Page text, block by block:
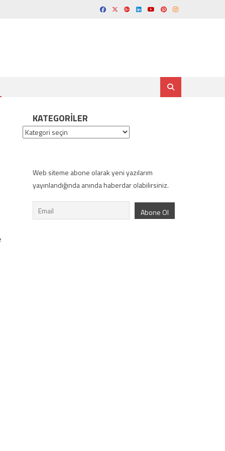
KATEGORILER
Kategoriler
Web siteme abone olarak yeni yazılarım
yayınlandığında anında haberdar olabilirsiniz.